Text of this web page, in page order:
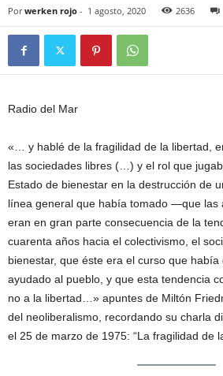
Por werken rojo - 1 agosto, 2020 2636
Radio del Mar
«… y hablé de la fragilidad de la libertad,
las sociedades libres (…) y el rol que
Estado de bienestar en la destrucción de
línea general que había tomado —que las
eran en gran parte consecuencia de la
cuarenta años hacia el colectivismo, el
bienestar, que éste era el curso que
ayudado al pueblo, y que esta tendencia
no a la libertad…» apuntes de Miltón
del neoliberalismo, recordando su charla
el 25 de marzo de 1975: “La fragilidad de